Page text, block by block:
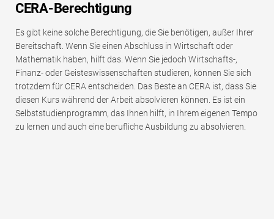
CERA-Berechtigung
Es gibt keine solche Berechtigung, die Sie benötigen, außer Ihrer
Bereitschaft. Wenn Sie einen Abschluss in Wirtschaft oder
Mathematik haben, hilft das. Wenn Sie jedoch Wirtschafts-,
Finanz- oder Geisteswissenschaften studieren, können Sie sich
trotzdem für CERA entscheiden. Das Beste an CERA ist, dass Sie
diesen Kurs während der Arbeit absolvieren können. Es ist ein
Selbststudienprogramm, das Ihnen hilft, in Ihrem eigenen Tempo
zu lernen und auch eine berufliche Ausbildung zu absolvieren.